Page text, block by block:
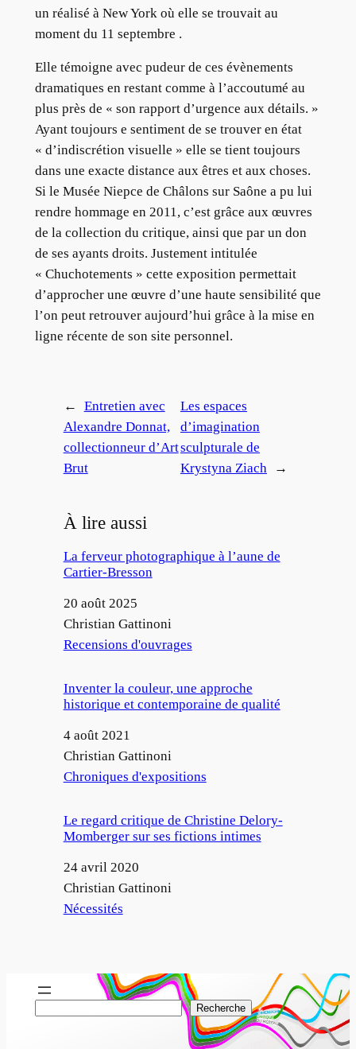
un réalisé à New York où elle se trouvait au
moment du 11 septembre .
Elle témoigne avec pudeur de ces évènements
dramatiques en restant comme à l’accoutumé au
plus près de « son rapport d’urgence aux détails. »
Ayant toujours e sentiment de se trouver en état
« d’indiscrétion visuelle » elle se tient toujours
dans une exacte distance aux êtres et aux choses.
Si le Musée Niepce de Châlons sur Saône a pu lui
rendre hommage en 2011, c’est grâce aux œuvres
de la collection du critique, ainsi que par un don
de ses ayants droits. Justement intitulée
« Chuchotements » cette exposition permettait
d’approcher une œuvre d’une haute sensibilité que
l’on peut retrouver aujourd’hui grâce à la mise en
ligne récente de son site personnel.
←
Entretien avec
Alexandre Donnat,
collectionneur d’Art
Brut
Les espaces
d’imagination
sculpturale de
Krystyna Ziach
→
À lire aussi
La ferveur photographique à l’aune de
Cartier-Bresson
Date
20 août 2025
Auteur
Christian Gattinoni
Par rapport à
Recensions d'ouvrages
Inventer la couleur, une approche
historique et contemporaine de qualité
Date
4 août 2021
Auteur
Christian Gattinoni
Par rapport à
Chroniques d'expositions
Le regard critique de Christine Delory-
Momberger sur ses fictions intimes
Date
24 avril 2020
Auteur
Christian Gattinoni
Par rapport à
Nécessités
Recherche